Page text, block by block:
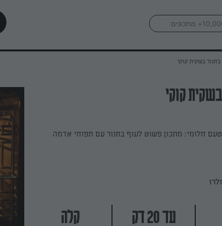
בתנור בשקית קוקי
קוקי
חלומי: מתכון פשוט לעוף בתנור עם תפוחי אדמה
עד 20 דק קלה